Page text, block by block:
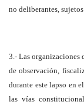
no deliberantes,
3.- Las organizaciones
de observación,
durante este lapso en
las vías